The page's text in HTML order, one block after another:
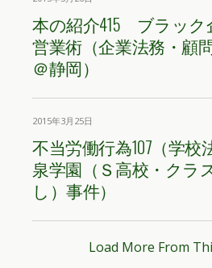
本の紹介415 ブラック
営業術（企業法務・顧
＠静岡）
2015年3月25日
不当労働行為107（学校
泉学園（Ｓ高校・クラ
し）事件）
Load More From